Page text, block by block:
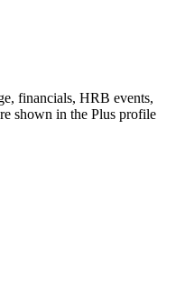
financials, HRB events,
shown in the Plus profile